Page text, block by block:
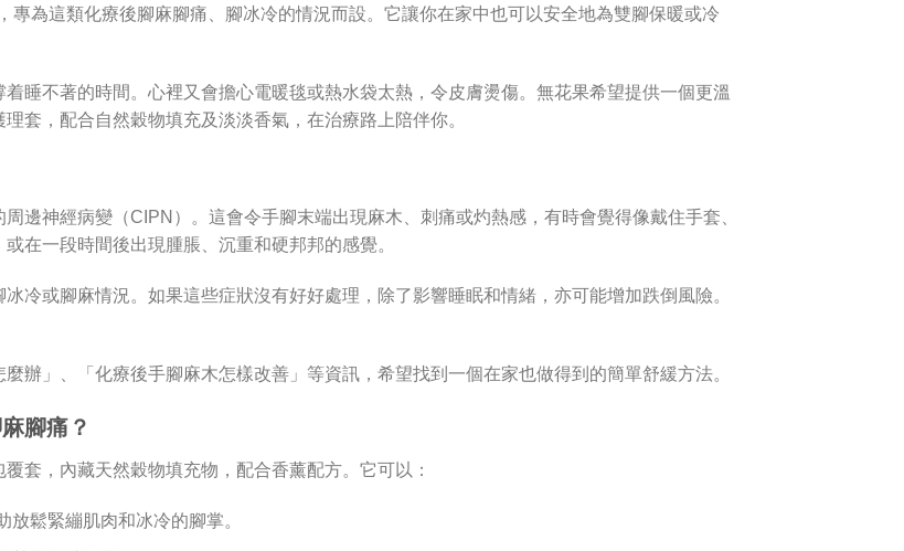
為這類化療後腳麻腳痛、腳冰冷的情況而設。它讓你在家中也可以安全地為雙腳保暖或冷
睡不著的時間。心裡又會擔心電暖毯或熱水袋太熱，令皮膚燙傷。無花果希望提供一個更溫
套，配合自然穀物填充及淡淡香氣，在治療路上陪伴你。
邊神經病變（CIPN）。這會令手腳末端出現麻木、刺痛或灼熱感，有時會覺得像戴住手套、
在一段時間後出現腫脹、沉重和硬邦邦的感覺。
冷或腳麻情況。如果這些症狀沒有好好處理，除了影響睡眠和情緒，亦可能增加跌倒風險。
辦」、「化療後手腳麻木怎樣改善」等資訊，希望找到一個在家也做得到的簡單舒緩方法。
腳痛？
套，內藏天然穀物填充物，配合香薰配方。它可以：
鬆緊繃肌肉和冰冷的腳掌。